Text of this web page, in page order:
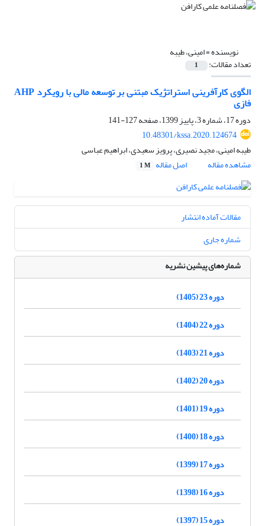
نویسنده =امینی، طیبه
تعداد مقالات: 1
الگوی کارآفرینی استراتژیک مبتنی بر توسعه مالی با رویکرد AHP
فازی
دوره 17، شماره 3، پاییز 1399، صفحه
127-141
10.48301/kssa.2020.124674
طیبه امینی، مجید نصیری، پرویز سعیدی، ابراهیم عباسی
مشاهده مقاله
اصل مقاله 1 M
مقالات آماده انتشار
شماره جاری
شماره‌های پیشین نشریه
دوره 23 (1405)
دوره 22 (1404)
دوره 21 (1403)
دوره 20 (1402)
دوره 19 (1401)
دوره 18 (1400)
دوره 17 (1399)
دوره 16 (1398)
دوره 15 (1397)